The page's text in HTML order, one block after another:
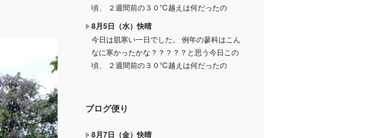
頃、 ２週間前の３０℃越えは何だったの
8月5日（水）快晴
今日は肌寒い一日でした。 例年の蓼科はこん
なに寒かったかな？？？？？と思う今日この
頃、 ２週間前の３０℃越えは何だったの
ブログ便り
8月7日（金）快晴